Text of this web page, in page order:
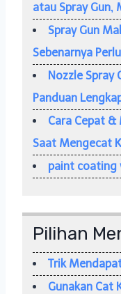
atau Spray Gun,
Spray Gun
Sebenarnya
Nozzle Spray
Panduan
Cara Cepat
Saat Mengecat
paint coating
Pilihan
Trik
Gunakan Cat